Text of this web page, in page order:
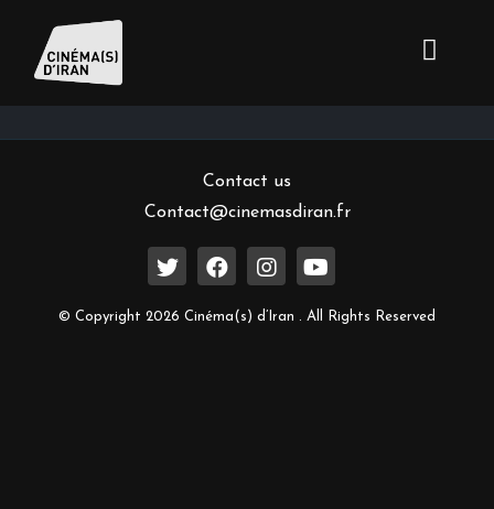
Inscrivez-vous à notre newsletter
Contact us
Contact@cinemasdiran.fr
© Copyright 2026 Cinéma(s) d’Iran . All Rights Reserved